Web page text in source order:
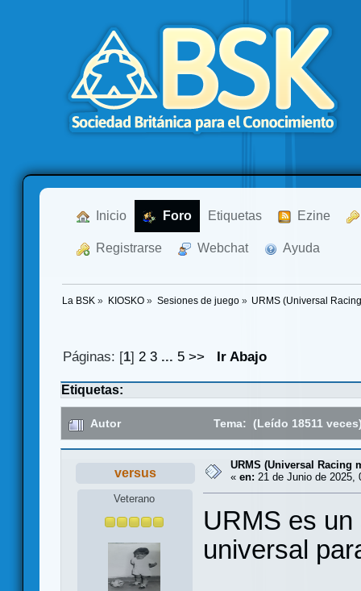
Inicio Foro Etiquetas Ezine
Registrarse Webchat Ayuda
La BSK » KIOSKO» Sesiones de juego» URMS (Universal
Páginas: [1]2 3 ... 5 >> Ir Abajo
Etiquetas:
Autor Tema: (Leído 18511
versus
Veterano
URMS (Universal Racing
« en: 21 de Junio de 2025,
URMS es
universal